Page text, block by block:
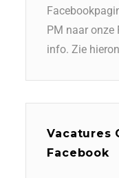
PM naar
info. Zie
Vacatures
Facebook